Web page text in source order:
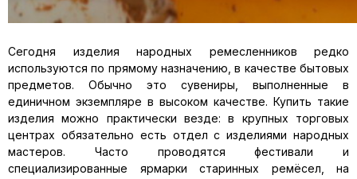
Сегодня изделия народных ремесленников редко
используются по прямому назначению, в качестве бытовых
предметов. Обычно это сувениры, выполненные в
единичном экземпляре в высоком качестве. Купить такие
изделия можно практически везде: в крупных торговых
центрах обязательно есть отдел с изделиями народных
мастеров. Часто проводятся фестивали и
специализированные ярмарки старинных ремёсел, на